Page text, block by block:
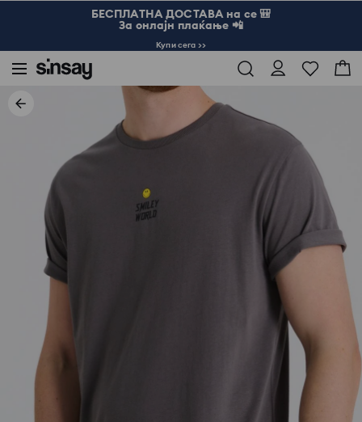
БЕСПЛАТНА ДОСТАВА на се 🎒
За онлајн плаќање 📲
Купи сега >>